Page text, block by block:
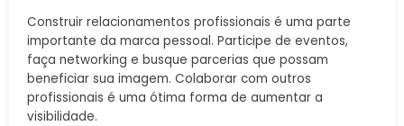
Construir relacionamentos profissionais é uma parte
importante da marca pessoal. Participe de eventos,
faça networking e busque parcerias que possam
beneficiar sua imagem. Colaborar com outros
profissionais é uma ótima forma de aumentar a
visibilidade.